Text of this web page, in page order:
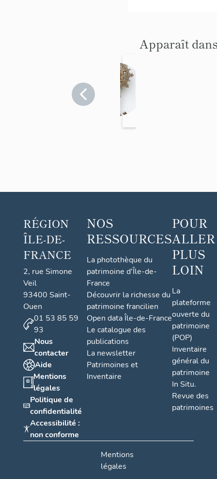
Apparaît
RÉGION
ÎLE-DE-
FRANCE
2, rue Simone
Veil
93400 Saint-
Ouen
01 53 85 59
93
Nous
contacter
Aide
Mentions
légales
Politique de
confidentialité
Accessibilité :
non conforme
NOS
RESSOURCES
La photothèque du
patrimoine d'Île-de-
France
Découvrir la richesse du
patrimoine francilien
Open data Île-de-France
Le catalogue des
publications
La newsletter
Patrimoines et
Inventaire
POUR
ALLER
PLUS
LOIN
La
plateforme
ouverte du
patrimoine
(POP)
Inventaire
général du
patrimoine
In Situ.
Revue des
patrimoines
Mentions
légales